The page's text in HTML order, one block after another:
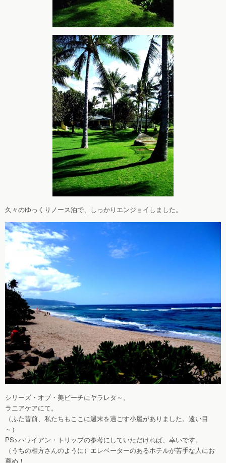
久々のゆっくりノース泊で、しっかりエンジョイしました。
シリーズ・オブ・美ビーチにヤラレタ～。
ラニアケアにて。
（ふた昔前、私たちもここに週末を過ごす小屋がありました。遠い目
～）
PS>ハワイアン・トリップの参考にしていただければ、幸いです。
（うちの相方さんのように）エレベーターのあるホテルが苦手な人にお
薦め！